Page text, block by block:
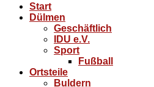
Start
Dülmen
Geschäftlich
IDU e.V.
Sport
Fußball
Ortsteile
Buldern